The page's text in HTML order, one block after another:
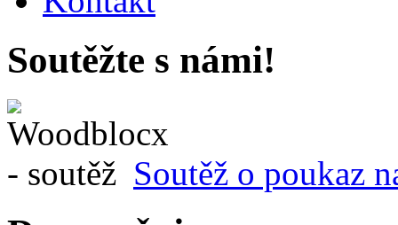
Soutěžte s námi!
Soutěž o poukaz